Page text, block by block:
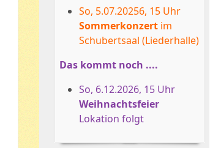
So, 5.07.20256, 15 Uhr
Sommerkonzert im
Schubertsaal (Liederhalle)
Das kommt noch ....
So, 6.12.2026, 15 Uhr
Weihnachtsfeier
Lokation folgt